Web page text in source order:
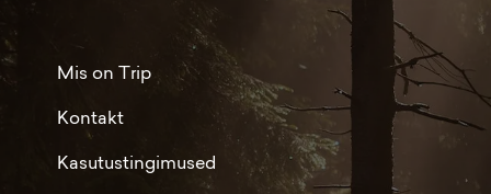
Mis on Trip
Kontakt
Kasutustingimused